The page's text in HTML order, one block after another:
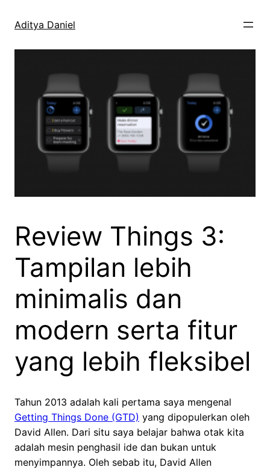
Aditya Daniel
Review Things 3:
Tampilan lebih
minimalis dan
modern serta fitur
yang lebih fleksibel
Tahun 2013 adalah kali pertama saya mengenal
Getting Things Done (GTD) yang dipopulerkan oleh
David Allen. Dari situ saya belajar bahwa otak kita
adalah mesin penghasil ide dan bukan untuk
menyimpannya. Oleh sebab itu, David Allen